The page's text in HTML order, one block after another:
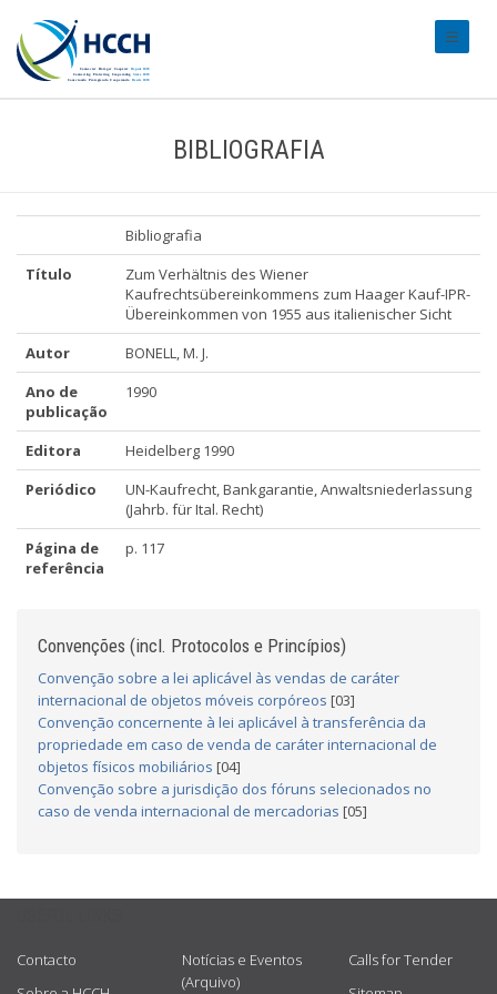
BIBLIOGRAFIA
Bibliografia
Título
Zum Verhältnis des Wiener
Kaufrechtsübereinkommens zum Haager Kauf-IPR-
Übereinkommen von 1955 aus italienischer Sicht
Autor
BONELL, M. J.
Ano de
publicação
1990
Editora
Heidelberg 1990
Periódico
UN-Kaufrecht, Bankgarantie, Anwaltsniederlassung
(Jahrb. für Ital. Recht)
Página de
referência
p. 117
Convenções (incl. Protocolos e Princípios)
Convenção sobre a lei aplicável às vendas de caráter
internacional de objetos móveis corpóreos [03]
Convenção concernente à lei aplicável à transferência da
propriedade em caso de venda de caráter internacional de
objetos físicos mobiliários [04]
Convenção sobre a jurisdição dos fóruns selecionados no
caso de venda internacional de mercadorias [05]
Contacto
Notícias e Eventos
(Arquivo)
Calls for Tender